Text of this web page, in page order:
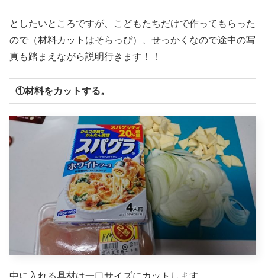
としたいところですが、こどもたちだけで作ってもらった
ので（材料カットはそらっぴ）、せっかくなので途中の写
真も踏まえながら説明行きます！！
①材料をカットする。